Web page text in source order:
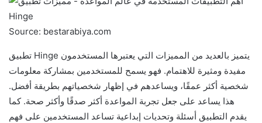
Source: bestarabiya.com
تطبيق Hinge يتميز بالعديد من المميزات التي يعتبرها المستخدمون
مفيدة ومثيرة للاهتمام. فهو يسمح للمستخدمين بمشاركة معلومات
شخصية أكثر عمقًا، ويساعدهم في إظهار شخصياتهم بطريقة أفضل.
هذا يساعد على جعل تجربة المواعدة أكثر صدقًا وأكثر صحة. كما
يقدم التطبيق أسئلة وتحديات إبداعية تساعد المستخدمين على فهم